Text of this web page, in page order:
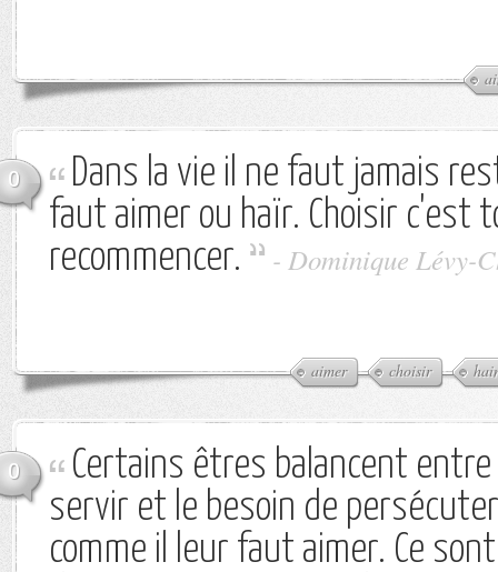
0
Dans la vie il ne faut jamais
faut aimer ou haïr. Choisir c'est
recommencer.
- Dominique Lévy-
aimer choisir
0
Certains êtres balancent
servir et le besoin de
comme il leur faut aimer. Ce